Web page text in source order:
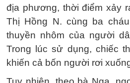
địa phương, thời điểm xảy
Thị Hồng N. cùng ba
thuyền nhôm của người
Trong lúc sử dụng, chiếc
khiến cả bốn người rơi